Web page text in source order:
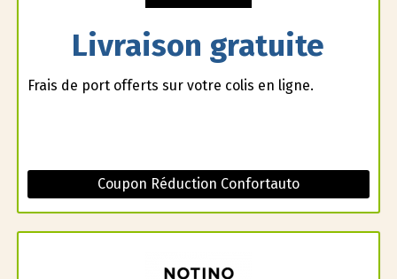
Livraison gratuite
Frais de port offerts sur votre colis en ligne.
Coupon Réduction Confortauto